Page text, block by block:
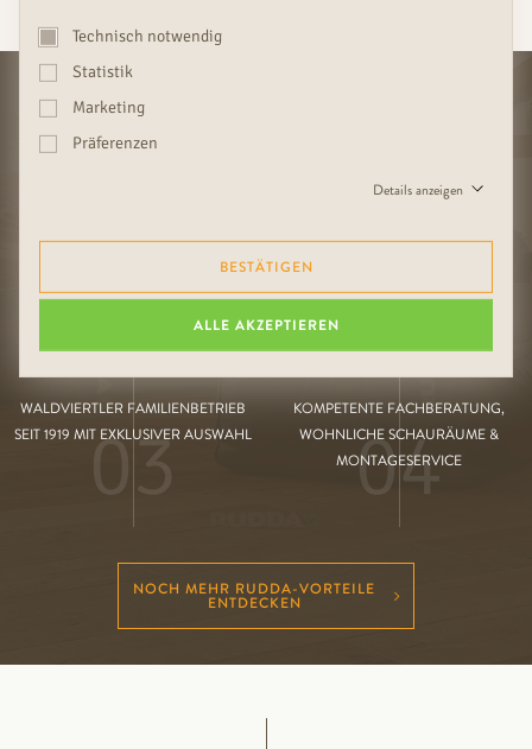
01
AUS DEMSELBEN HOLZ
02
WALDVIERTLER FAMILIENBETRIEB
SEIT 1919 MIT EXKLUSIVER AUSWAHL
03
KOMPETENTE FACHBERATUNG,
WOHNLICHE SCHAURÄUME &
MONTAGESERVICE
04
NOCH MEHR RUDDA-VORTEILE
ENTDECKEN
Technisch notwendig
Statistik
Marketing
Präferenzen
Details anzeigen
BESTÄTIGEN
ALLE AKZEPTIEREN